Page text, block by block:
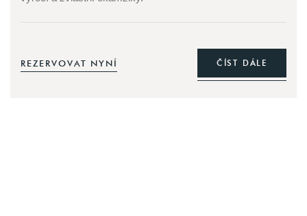
REZERVOVAT NYNÍ ČÍST DÁLE